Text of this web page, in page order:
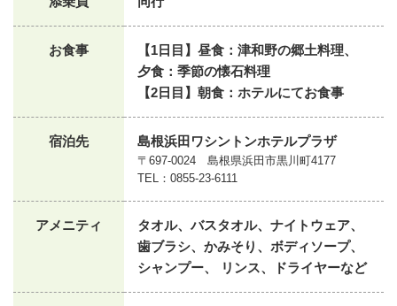
お食事
【1日目】昼食：津和野の郷土料理、
夕食：季節の懐石料理
【2日目】朝食：ホテルにてお食事
宿泊先 島根浜田ワシントンホテルプラザ
〒697-0024 島根県浜田市黒川町4177
TEL：0855-23-6111
アメニティ
タオル、バスタオル、ナイトウェア、
歯ブラシ、かみそり、ボディソープ、
シャンプー、 リンス、ドライヤーなど